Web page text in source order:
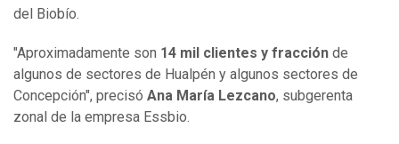
del Biobío.
"Aproximadamente son 14 mil clientes y fracción de
algunos de sectores de Hualpén y algunos sectores de
Concepción", precisó Ana María Lezcano, subgerenta
zonal de la empresa Essbio.